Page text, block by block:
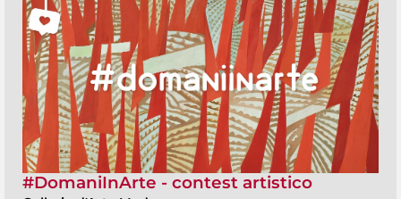
#DomaniInArte - contest artistico